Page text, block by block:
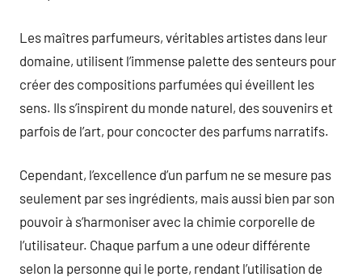
Les maîtres parfumeurs, véritables artistes dans leur
domaine, utilisent l’immense palette des senteurs pour
créer des compositions parfumées qui éveillent les
sens. Ils s’inspirent du monde naturel, des souvenirs et
parfois de l’art, pour concocter des parfums narratifs.
Cependant, l’excellence d’un parfum ne se mesure pas
seulement par ses ingrédients, mais aussi bien par son
pouvoir à s’harmoniser avec la chimie corporelle de
l’utilisateur. Chaque parfum a une odeur différente
selon la personne qui le porte, rendant l’utilisation de